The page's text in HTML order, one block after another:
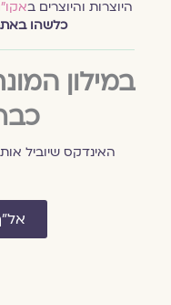
היוצרות והיוצרים ב
כלשהו
במילון
האינדקס שיוביל